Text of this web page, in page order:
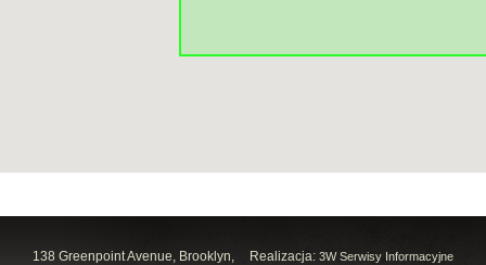
Realizacja: 3W Serwisy Informacyjne
138 Greenpoint Avenue, Brooklyn,